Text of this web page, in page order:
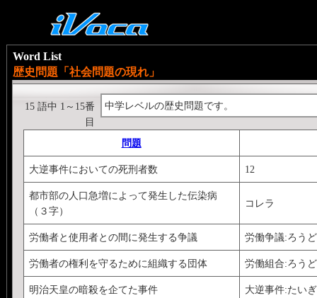
Word List
歴史問題「社会問題の現れ」
中学レベルの歴史問題です。
15 語中 1～15番
目
問題
大逆事件においての死刑者数 12
都市部の人口急増によって発生した伝染病
（３字）
コレラ
労働者と使用者との間に発生する争議 労働争議:ろう
労働者の権利を守るために組織する団体 労働組合:ろう
明治天皇の暗殺を企てた事件 大逆事件:たい